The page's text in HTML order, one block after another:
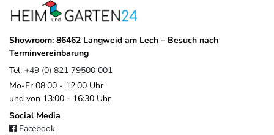
Showroom: 86462 Langweid am Lech – Besuch nach
Terminvereinbarung
Tel: +49 (0) 821 79500 001
Mo-Fr 08:00 - 12:00 Uhr
und von 13:00 - 16:30 Uhr
Social Media
Facebook